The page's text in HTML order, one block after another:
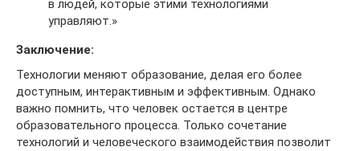
в людей, которые этими технологиями
управляют.»
Заключение:
Технологии меняют образование, делая его более
доступным, интерактивным и эффективным. Однако
важно помнить, что человек остается в центре
образовательного процесса. Только сочетание
технологий и человеческого взаимодействия позволит